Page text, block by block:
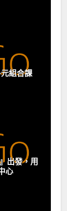
組合課
出發，用
心